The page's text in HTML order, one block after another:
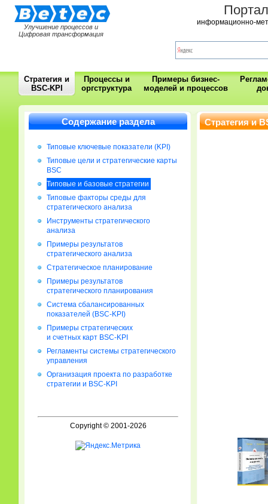
Улучшение процессов и
Цифровая трансформация
информационно-
Стратегия и
BSC-KPI
Процессы и
оргструктура
Примеры бизнес-
моделей и процессов
Содержание раздела
Типовые ключевые показатели (KPI)
Типовые цели и стратегические карты
BSC
Типовые и базовые стратегии
Типовые факторы среды для
стратегического анализа
Инструменты стратегического
анализа
Примеры результатов
стратегического анализа
Стратегическое планирование
Примеры результатов
стратегического планирования
Система сбалансированных
показателей (BSC-KPI)
Примеры стратегических
и счетных карт BSC-KPI
Регламенты системы стратегического
управления
Организация проекта по разработке
стратегии и BSC-KPI
Copyright © 2001-2026
Стратегия и